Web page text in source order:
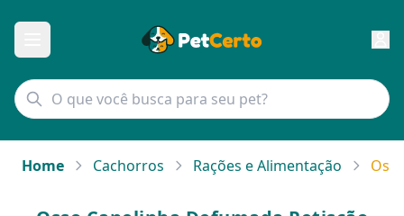
Home Cachorros Rações e Alimentação